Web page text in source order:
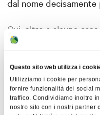
Questo sito web utilizza i
Utilizziamo i cookie per
fornire funzionalità dei social
traffico. Condividiamo inoltre
nostro sito con i nostri partner
dal nome decisamente
Qui, oltre a alcune
tradizione e una fonte
possiamo ammirare
inusuale per un paese
infatti, dedicato aSan
ampio e arricchito da
forme dello stile
Mostra altro
Mappa